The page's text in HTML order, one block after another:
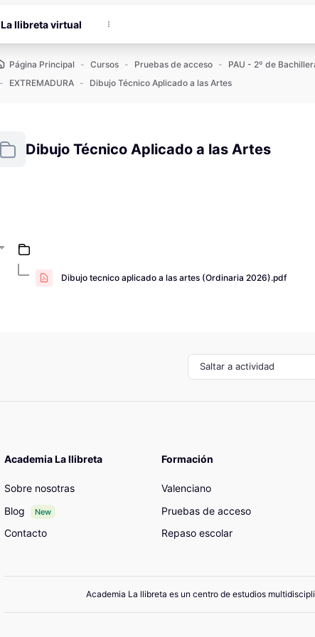
La llibreta virtual
Página Principal Cursos Pruebas de acceso PAU - 2º de
EXTREMADURA
Dibujo Técnico Aplicado a las Artes
Dibujo Técnico Aplicado a las Artes
Dibujo tecnico aplicado a las artes (Ordinaria 2026).pdf
Saltar a actividad
Academia La llibreta
Sobre nosotras
Blog
New
Contacto
Formación
Valenciano
Pruebas de acceso
Repaso escolar
Academia La llibreta es un centro de estudios